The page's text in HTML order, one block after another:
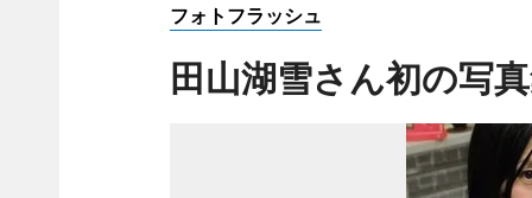
フォトフラッシュ
田山湖雪さん初の写